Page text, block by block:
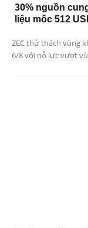
30% nguồn
liệu mốc 512
ZEC thử thách vùng
6/8 với nỗ lực vượt